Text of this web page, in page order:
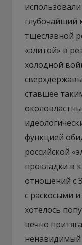
глубочайший
тщеславной
«элитой» в
холодной
ставшее
функцией
российской
прокладки в
отношений с
с раскосыми
хотелось
вечно
ненавидимый